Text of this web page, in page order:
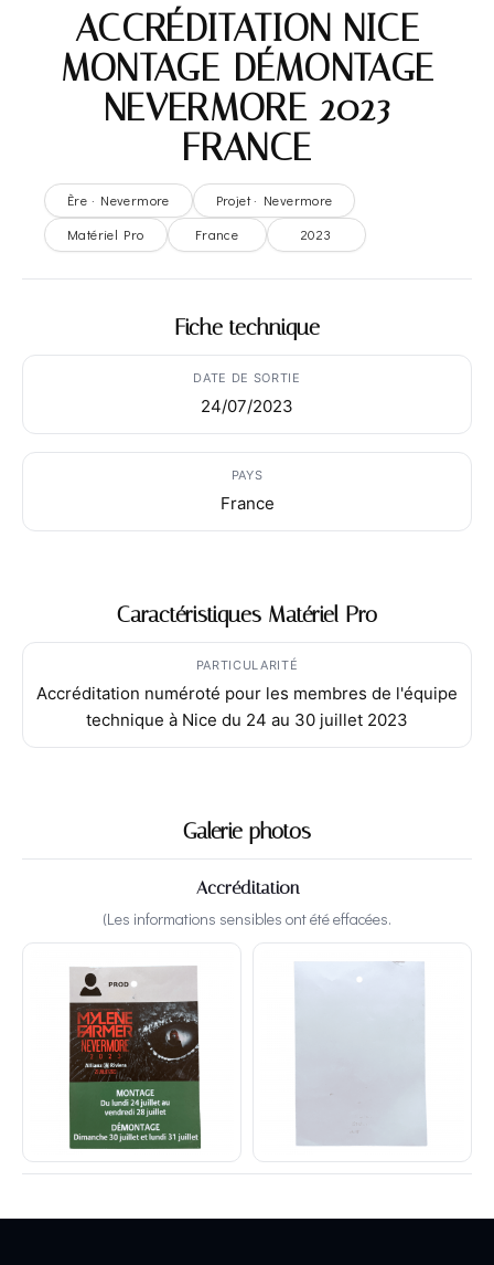
ACCRÉDITATION NICE
MONTAGE-DÉMONTAGE
– NEVERMORE 2023 –
FRANCE
Ère · Nevermore
Projet · Nevermore
Matériel Pro
France 2023
Fiche technique
DATE DE SORTIE
24/07/2023
PAYS
France
Caractéristiques Matériel Pro
PARTICULARITÉ
Accréditation numéroté pour les membres de l'équipe
technique à Nice du 24 au 30 juillet 2023
Galerie photos
Accréditation
(Les informations sensibles ont été effacées.